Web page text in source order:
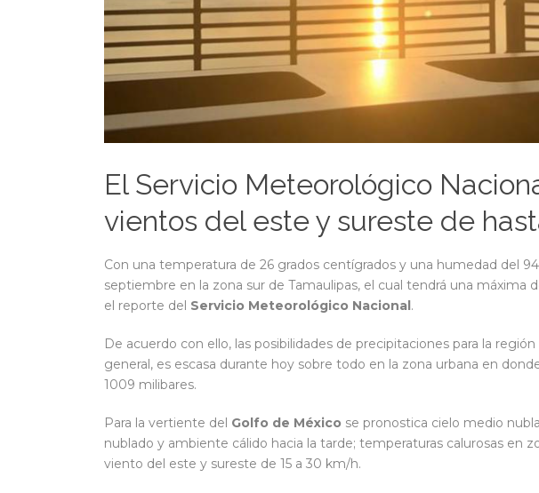
El Servicio Meteorológico
vientos del este y sureste de
Con una temperatura de 26 grados centígrados y una humedad del
septiembre en la zona sur de Tamaulipas, el cual tendrá una máxima
el reporte del Servicio Meteorológico Nacional.
De acuerdo con ello, las posibilidades de precipitaciones para la región
general, es escasa durante hoy sobre todo en la zona urbana en
1009 milibares.
Para la vertiente del Golfo de México se pronostica cielo medio
nublado y ambiente cálido hacia la tarde; temperaturas calurosas en
viento del este y sureste de 15 a 30 km/h.